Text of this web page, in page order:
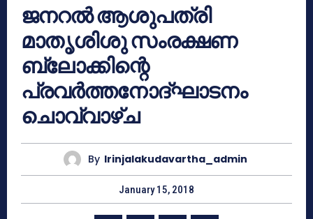
ജനറല്‍ ആശുപത്രി
മാതൃശിശു സംരക്ഷണ
ബ്ലോക്കിന്റെ
പ്രവര്‍ത്തനോദ്ഘാടനം
ചൊവ്വാഴ്ച
By Irinjalakudavartha_admin
January 15, 2018